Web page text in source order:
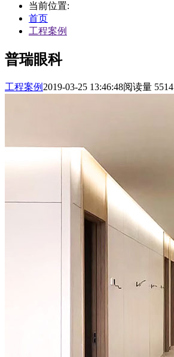
当前位置:
首页
工程案例
普瑞眼科
工程案例 2019-03-25 13:46:48阅读量 5514